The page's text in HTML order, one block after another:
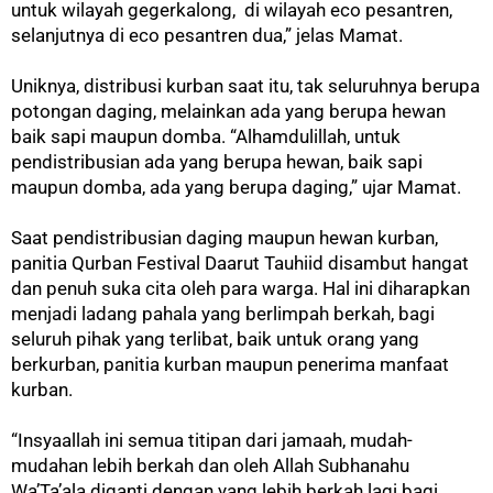
untuk wilayah gegerkalong, di wilayah eco pesantren,
selanjutnya di eco pesantren dua,” jelas Mamat.
Uniknya, distribusi kurban saat itu, tak seluruhnya berupa
potongan daging, melainkan ada yang berupa hewan
baik sapi maupun domba. “Alhamdulillah, untuk
pendistribusian ada yang berupa hewan, baik sapi
maupun domba, ada yang berupa daging,” ujar Mamat.
Saat pendistribusian daging maupun hewan kurban,
panitia Qurban Festival Daarut Tauhiid disambut hangat
dan penuh suka cita oleh para warga. Hal ini diharapkan
menjadi ladang pahala yang berlimpah berkah, bagi
seluruh pihak yang terlibat, baik untuk orang yang
berkurban, panitia kurban maupun penerima manfaat
kurban.
“Insyaallah ini semua titipan dari jamaah, mudah-
mudahan lebih berkah dan oleh Allah Subhanahu